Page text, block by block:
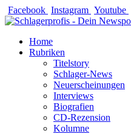
Zum
Inhalt
Facebook Instagram Youtube
Home
Rubriken
Titelstory
Schlager-News
Neuerscheinungen
Interviews
Biografien
CD-Rezension
Kolumne